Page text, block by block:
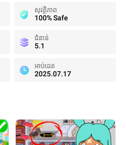
សុវត្ថិភាព
100% Safe
ជំនាន់
5.1
អាប់ដេត
2025.07.17